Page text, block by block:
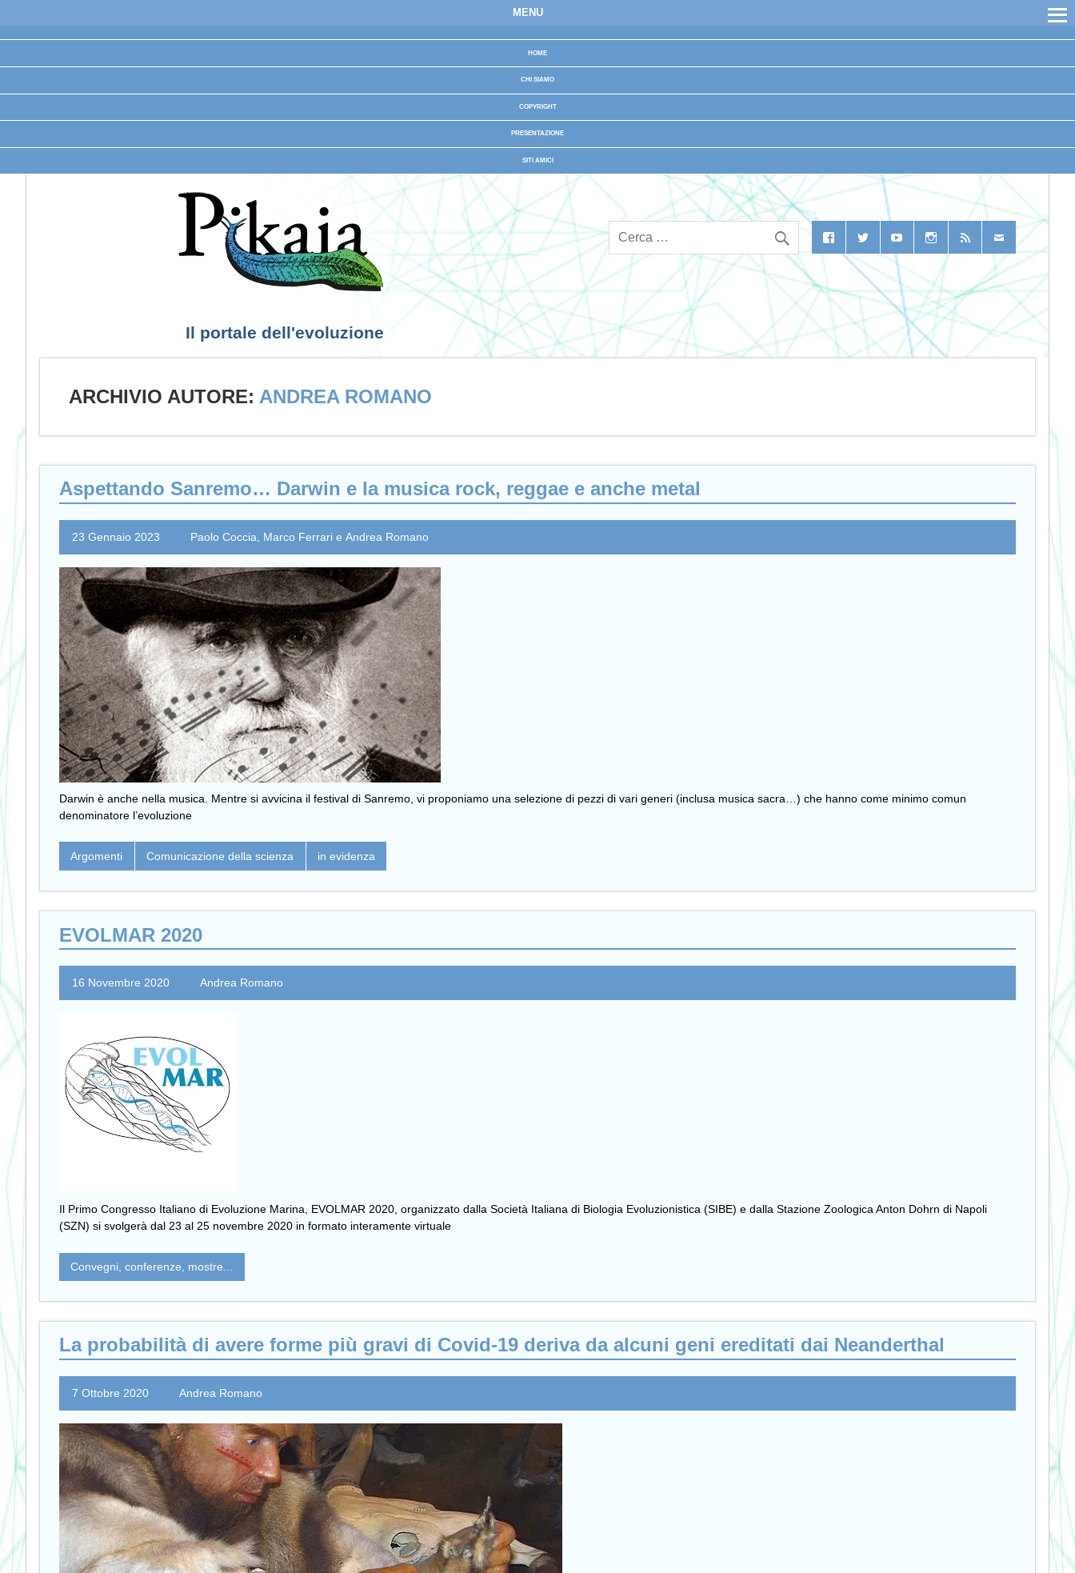
MENU
HOME
CHI SIAMO
COPYRIGHT
PRESENTAZIONE
SITI AMICI
Il portale dell'evoluzione
ARCHIVIO AUTORE: ANDREA ROMANO
Aspettando Sanremo… Darwin e la musica rock, reggae e anche metal
23 Gennaio 2023 Paolo Coccia, Marco Ferrari e Andrea Romano
Darwin è anche nella musica. Mentre si avvicina il festival di Sanremo, vi proponiamo una selezione di pezzi di vari generi (inclusa musica sacra…) che hanno come minimo comun
denominatore l’evoluzione
Argomenti Comunicazione della scienza in evidenza
EVOLMAR 2020
16 Novembre 2020 Andrea Romano
Il Primo Congresso Italiano di Evoluzione Marina, EVOLMAR 2020, organizzato dalla Società Italiana di Biologia Evoluzionistica (SIBE) e dalla Stazione Zoologica Anton Dohrn di Napoli
(SZN) si svolgerà dal 23 al 25 novembre 2020 in formato interamente virtuale
Convegni, conferenze, mostre...
La probabilità di avere forme più gravi di Covid-19 deriva da alcuni geni ereditati dai Neanderthal
7 Ottobre 2020 Andrea Romano